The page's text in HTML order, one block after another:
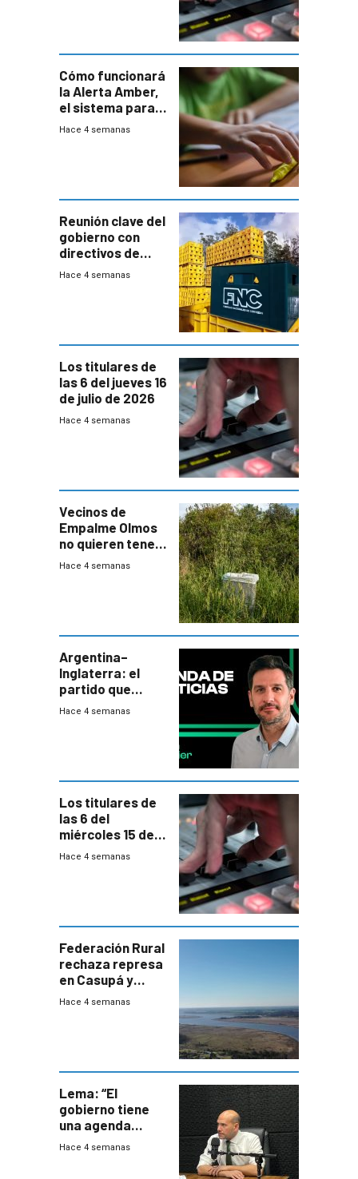
Cómo funcionará
la Alerta Amber,
el sistema para
la búsqueda
Hace 4 semanas
Reunión clave del
gobierno con
directivos de
Fábricas
Hace 4 semanas
Los titulares de
las 6 del jueves 16
de julio de 2026
Hace 4 semanas
Vecinos de
Empalme Olmos
no quieren tener
cerca una planta
departamental
Hace 4 semanas
Argentina–
Inglaterra: el
partido que
nunca termina
Hace 4 semanas
Los titulares de
las 6 del
miércoles 15 de
julio de 2026
Hace 4 semanas
Federación Rural
rechaza represa
en Casupá y
firma demanda
Hace 4 semanas
Lema: “El
gobierno tiene
una agenda
destructiva”
Hace 4 semanas